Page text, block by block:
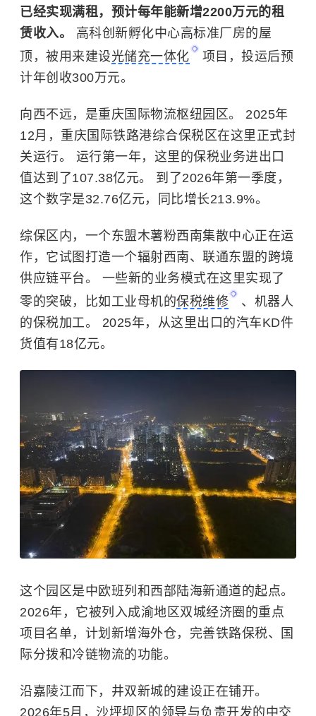
已经实现满租，预计每年能新增2200万元的租
赁收入。 高科创新孵化中心高标准厂房的屋
顶，被用来建设光储充一体化
项目，投运后预
计年创收300万元。
向西不远，是重庆国际物流枢纽园区。 2025年
12月，重庆国际铁路港综合保税区在这里正式封
关运行。 运行第一年，这里的保税业务进出口
值达到了107.38亿元。 到了2026年第一季度，
这个数字是32.76亿元，同比增长213.9%。
综保区内，一个东盟木薯粉西南集散中心正在运
作，它试图打造一个辐射西南、联通东盟的跨境
供应链平台。 一些新的业务模式在这里实现了
零的突破，比如工业母机的保税维修
、机器人
的保税加工。 2025年，从这里出口的汽车KD件
货值有18亿元。
这个园区是中欧班列 和西部陆海新通道的起点。
2026年，它被列入成渝地区双城经济圈的重点
项目名单，计划新增海外仓，完善铁路保税、国
际分拨和冷链物流的功能。
沿嘉陵江而下，井双新城的建设正在铺开。
2026年5月，沙坪坝区的领导与负责开发的中交